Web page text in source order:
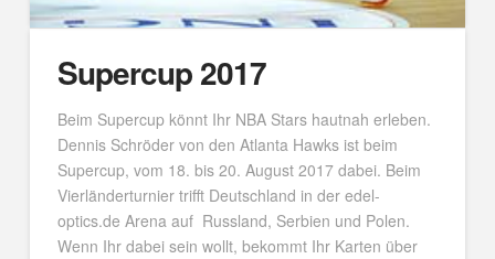
Supercup 2017
Beim Supercup könnt Ihr NBA Stars hautnah erleben.
Dennis Schröder von den Atlanta Hawks ist beim
Supercup, vom 18. bis 20. August 2017 dabei. Beim
Vierländerturnier trifft Deutschland in der edel-
optics.de Arena auf Russland, Serbien und Polen.
Wenn Ihr dabei sein wollt, bekommt Ihr Karten über